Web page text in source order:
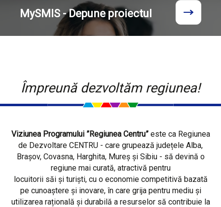
MySMIS - Depune proiectul
Împreună dezvoltăm regiunea!
Viziunea Programului ”Regiunea Centru”este ca Regiunea
de Dezvoltare CENTRU - care grupează județele Alba,
Brașov, Covasna, Harghita, Mureș și Sibiu - să devină o
regiune mai curată, atractivă pentru
locuitorii săi și turiști, cu o economie competitivă bazată
pe cunoaștere și inovare, în care grija pentru mediu și
utilizarea rațională și durabilă a resurselor să contribuie la